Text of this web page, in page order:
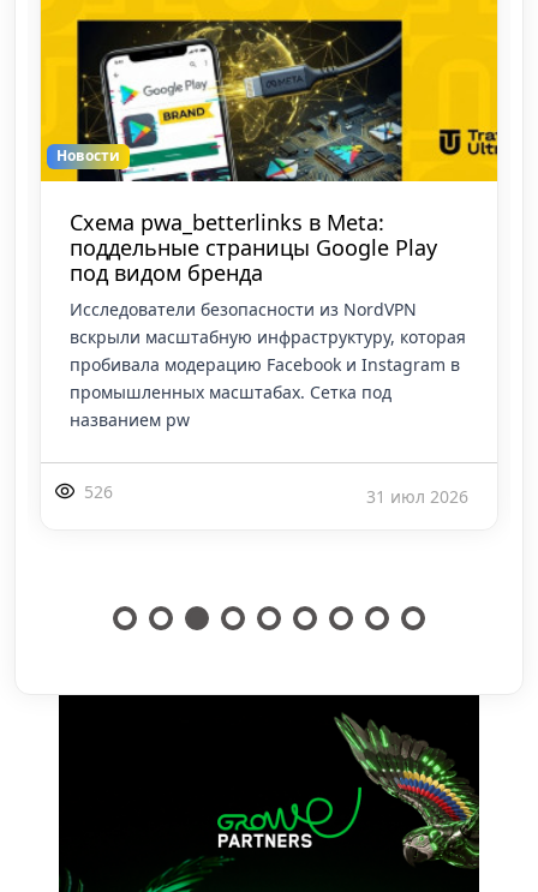
Новости
Схема pwa_betterlinks в Meta:
поддельные страницы Google Play
под видом бренда
Исследователи безопасности из NordVPN
вскрыли масштабную инфраструктуру, которая
пробивала модерацию Facebook и Instagram в
промышленных масштабах. Сетка под
названием pw
526 31 июл 2026